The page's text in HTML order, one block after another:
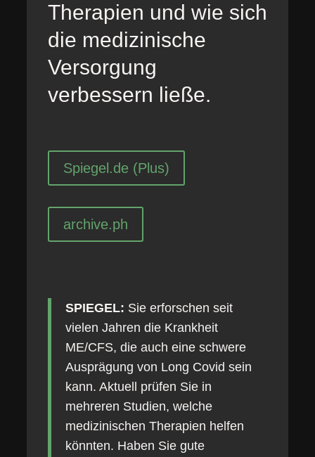
Therapien und wie sich
die medizinische
Versorgung
verbessern ließe.
Spiegel.de (Plus)
archive.ph
SPIEGEL: Sie erforschen seit
vielen Jahren die Krankheit
ME/CFS, die auch eine schwere
Ausprägung von Long Covid sein
kann. Aktuell prüfen Sie in
mehreren Studien, welche
medizinischen Therapien helfen
könnten. Haben Sie gute